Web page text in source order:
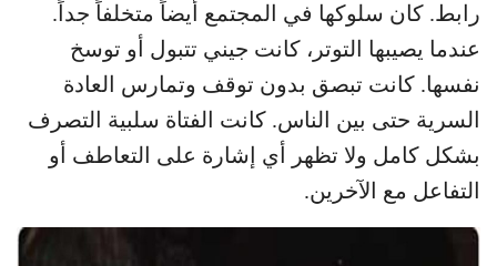
رابط. كان سلوكها في المجتمع أيضاً متخلفاً جداً.
عندما يصيبها التوتر، كانت جيني تتبول أو توسخ
نفسها. كانت تبصق بدون توقف وتمارس العادة
السرية حتى بين الناس. كانت الفتاة سلبية التصرف
بشكل كامل ولا تظهر أي إشارة على التعاطف أو
التفاعل مع الآخرين.